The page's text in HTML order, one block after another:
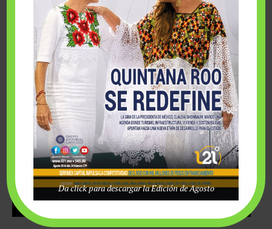
Fairmont Mayakoba y Make-A-Wish México unieron
esfuerzos para hacer realidad el deseo de una …
Da click para descargar la Edición de Agosto